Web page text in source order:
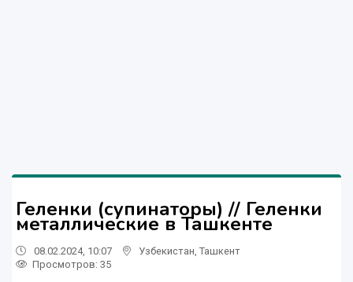
Геленки (супинаторы) // Геленки
металлические в Ташкенте
08.02.2024, 10:07 Узбекистан Ташкент
Просмотров: 35